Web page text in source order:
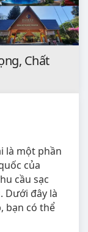
Chất
là một phần
của
cầu sạc
Dưới đây là
bạn có thể